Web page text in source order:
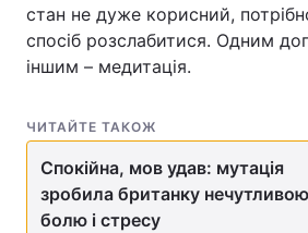
Здоров'я Туризм
Цікавинки
Екологія
Лонгріди
стан не дуже корисний,
спосіб розслабитися. Одним
іншим – медитація.
ЧИТАЙТЕ ТАКОЖ
Спокійна, мов удав: мутація
зробила британку
болю і стресу